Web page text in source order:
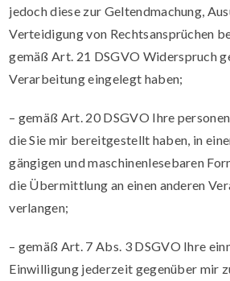
jedoch diese zur Geltendmachung,
Verteidigung von Rechtsansprüchen
gemäß Art. 21 DSGVO Widerspruch
Verarbeitung eingelegt haben;
– gemäß Art. 20 DSGVO Ihre
die Sie mir bereitgestellt haben, in
gängigen und maschinenlesebaren
die Übermittlung an einen anderen
verlangen;
– gemäß Art. 7 Abs. 3 DSGVO Ihre
Einwilligung jederzeit gegenüber mir